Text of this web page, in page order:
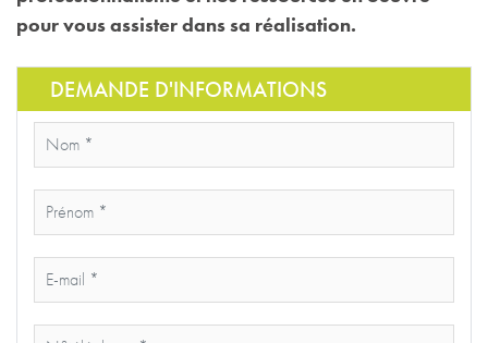
pour vous assister dans sa réalisation.
DEMANDE D'INFORMATIONS